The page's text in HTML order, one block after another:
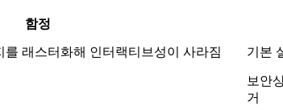
함정
를 래스터화해 인터랙티브성이 사라짐 기본
보안
거